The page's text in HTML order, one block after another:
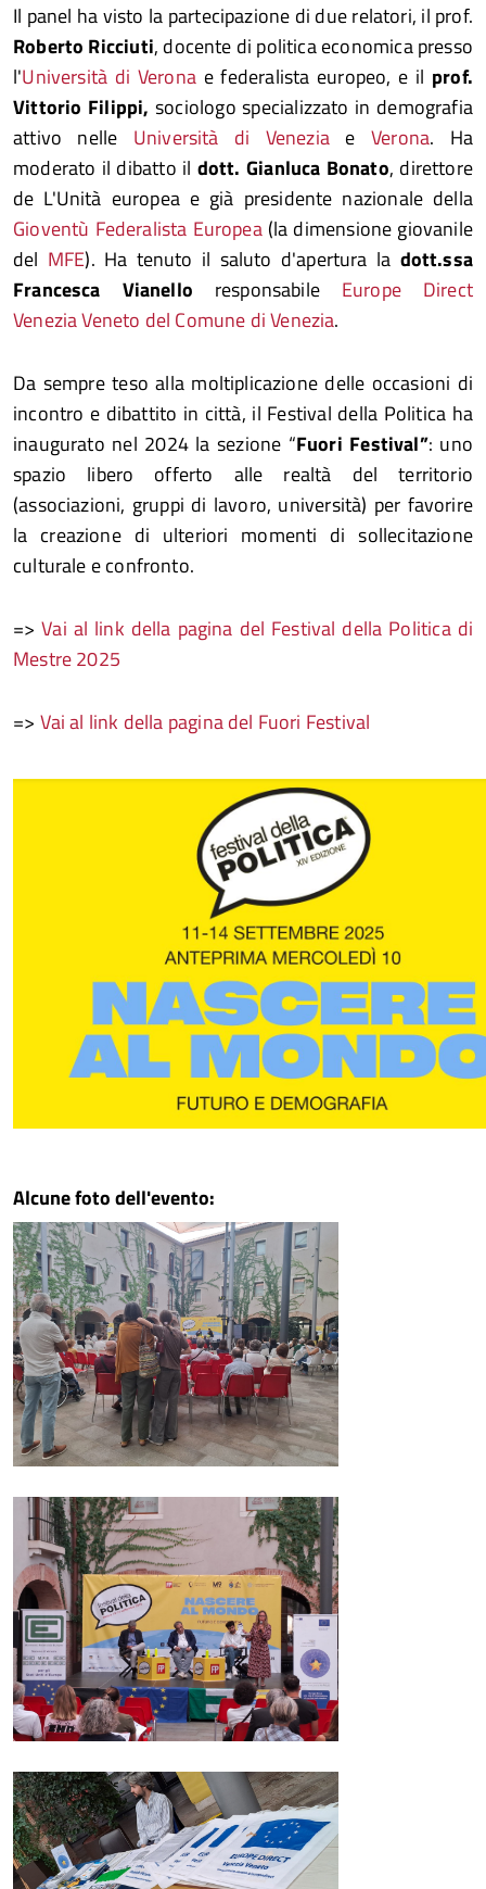
Il panel ha visto la partecipazione di due relatori, il prof.
Roberto Ricciuti, docente di politica economica presso
l'Università di Veronae federalista europeo, e il prof.
Vittorio Filippi, sociologo specializzato in demografia
attivo nelle Università di Venezia e Verona. Ha
moderato il dibatto il dott. Gianluca Bonato, direttore
de L'Unità europea e già presidente nazionale della
Gioventù Federalista Europea (la dimensione giovanile
del MFE). Ha tenuto il saluto d'apertura la dott.ssa
Francesca Vianello responsabile Europe Direct
Venezia Veneto del Comune di Venezia.
Da sempre teso alla moltiplicazione delle occasioni di
incontro e dibattito in città, il Festival della Politica ha
inaugurato nel 2024 la sezione “Fuori Festival”: uno
spazio libero offerto alle realtà del territorio
(associazioni, gruppi di lavoro, università) per favorire
la creazione di ulteriori momenti di sollecitazione
culturale e confronto.
=>Vai al link della pagina del Festival della Politica di
Mestre 2025
=> Vai al link della pagina del Fuori Festival
Alcune foto dell'evento: